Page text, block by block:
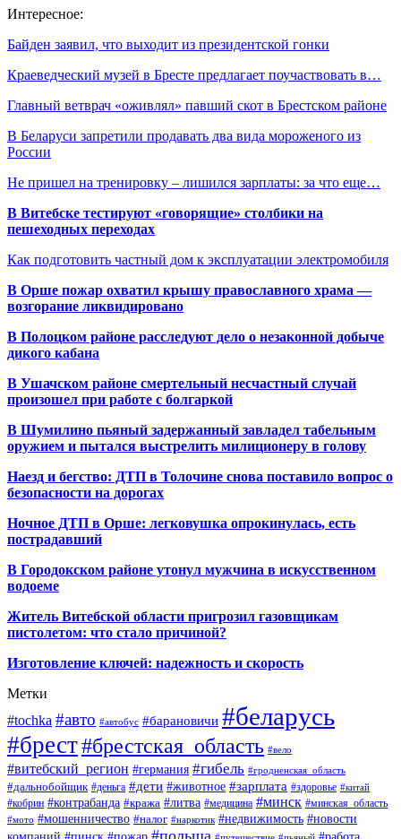
Интересное:
Байден заявил, что выходит из президентской гонки
Краеведческий музей в Бресте предлагает поучаствовать в…
Главный ветврач «оживлял» павший скот в Брестском районе
В Беларуси запретили продавать два вида мороженого из
России
Не пришел на тренировку – лишился зарплаты: за что еще…
В Витебске тестируют «говорящие» столбики на
пешеходных переходах
Как подготовить частный дом к эксплуатации электромобиля
В Орше пожар охватил крышу православного храма —
возгорание ликвидировано
В Полоцком районе расследуют дело о незаконной добыче
дикого кабана
В Ушачском районе смертельный несчастный случай
произошел при работе с болгаркой
В Шумилино пьяный задержанный завладел табельным
оружием и пытался выстрелить милиционеру в голову
Наезд и бегство: ДТП в Толочине снова поставило вопрос о
безопасности на дорогах
Ночное ДТП в Орше: легковушка опрокинулась, есть
пострадавший
В Городокском районе утонул мужчина в искусственном
водоеме
Житель Витебской области пригрозил газовщикам
пистолетом: что стало причиной?
Изготовление ключей: надежность и скорость
Метки
#tochka #авто #автобус #барановичи #беларусь
#брест#брестская_область #вело
#витебский_регион #германия #гибель #гродненская_область
#дальнобойщик #деньга #дети #животное #зарплата #здоровье #китай
#кобрин #контрабанда #кража #литва #медицина #минск #минская_область
#мото #мошенничество #налог #наркотик #недвижимость #новости
#польша